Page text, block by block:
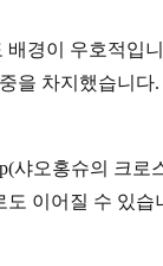
경이 우호적입
을 차지했습니
샤오홍슈의 크
도 이어질 수 있습